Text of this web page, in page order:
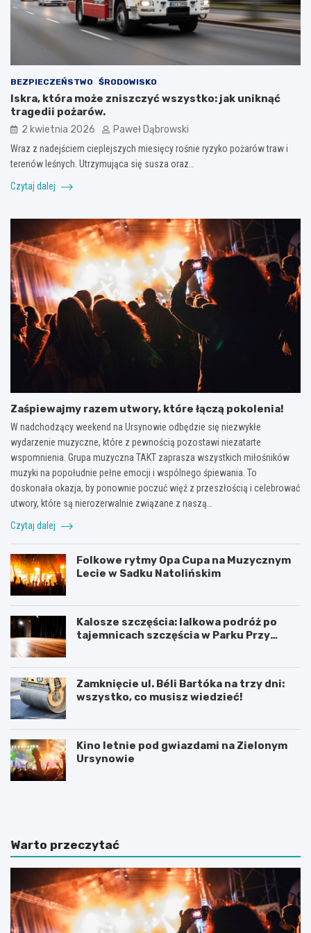
BEZPIECZEŃSTWO ŚRODOWISKO
Iskra, która może zniszczyć wszystko: jak uniknąć
tragedii pożarów.
2 kwietnia 2026 Paweł Dąbrowski
Wraz z nadejściem cieplejszych miesięcy rośnie ryzyko pożarów traw i
terenów leśnych. Utrzymująca się susza oraz…
Czytaj dalej
Zaśpiewajmy razem utwory, które łączą pokolenia!
W nadchodzący weekend na Ursynowie odbędzie się niezwykłe
wydarzenie muzyczne, które z pewnością pozostawi niezatarte
wspomnienia. Grupa muzyczna TAKT zaprasza wszystkich miłośników
muzyki na popołudnie pełne emocji i wspólnego śpiewania. To
doskonała okazja, by ponownie poczuć więź z przeszłością i celebrować
utwory, które są nierozerwalnie związane z naszą…
Czytaj dalej
Folkowe rytmy Opa Cupa na Muzycznym
Lecie w Sadku Natolińskim
Kalosze szczęścia: lalkowa podróż po
tajemnicach szczęścia w Parku Przy
Zamknięcie ul. Béli Bartóka na trzy dni:
wszystko, co musisz wiedzieć!
Kino letnie pod gwiazdami na Zielonym
Ursynowie
P
d
y
p
o
m
o
T
s
B
r
t
i
s
Warto przeczytać